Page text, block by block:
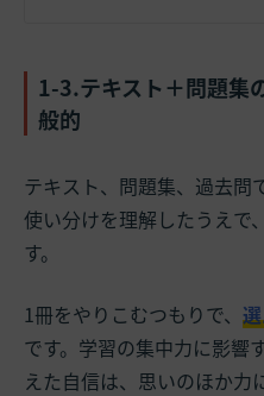
1-3.テキスト＋問題集
般的
テキスト、問題集、過去問
使い分けを理解したうえで
す。
1冊をやりこむつもりで、
です。学習の集中力に影響
えた自信は、思いのほか力